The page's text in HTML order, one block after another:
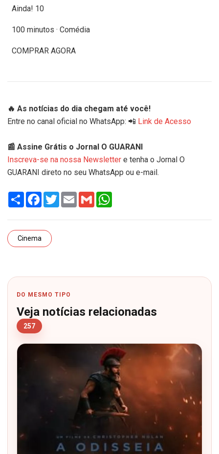
Ainda! 10
100 minutos · Comédia
COMPRAR AGORA
🔥 As notícias do dia chegam até você!
Entre no canal oficial no WhatsApp: 📲 Link de Acesso
📰 Assine Grátis o Jornal O GUARANI
Inscreva-se na nossa Newsletter e tenha o Jornal O
GUARANI direto no seu WhatsApp ou e-mail.
Share Facebook
TwitterEmail Gmail
Cinema
DO MESMO TIPO
Veja notícias relacionadas
257